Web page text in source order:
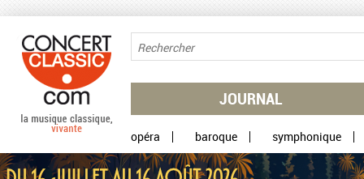
JOURNAL
opéra baroque symphonique